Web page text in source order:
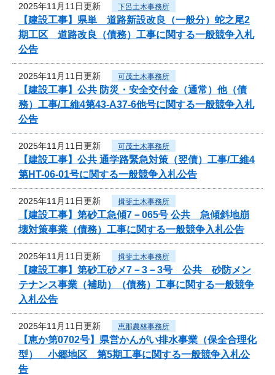
2025年11月11日更新 下呂土木事務所
【建設工事】県単 道路新設改良（一般分）蛇之尾2
期工区 道路改良（債務）工事に関する一般競争入札
公告
2025年11月11日更新 可茂土木事務所
【建設工事】公共 防災・安全交付金（通常）他（債
務）工事/工維4第43-A37-6他号に関する一般競争入札
公告
2025年11月11日更新 可茂土木事務所
【建設工事】公共 通学路緊急対策（翌債）工事/工維4
第HT-06-01号に関する一般競争入札公告
2025年11月11日更新 揖斐土木事務所
【建設工事】第砂工急傾7－065号 公共 急傾斜地崩
壊対策事業（債務）工事に関する一般競争入札公告
2025年11月11日更新 揖斐土木事務所
【建設工事】第砂工砂メ7－3－3号 公共 砂防メン
テナンス事業（補助）（債務）工事に関する一般競争
入札公告
2025年11月11日更新 恵那農林事務所
【恵か第0702号】県営かんがい排水事業（保全合理化
型） 小郷地区 第5期工事に関する一般競争入札公
告